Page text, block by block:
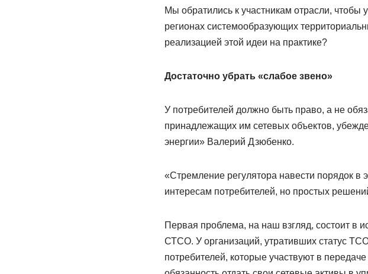
Мы обратились к участникам отрасли, чтобы
регионах системообразующих
реализацией этой идеи на практике?
Достаточно убрать «слабое звено»
У потребителей должно быть право, а не
принадлежащих им сетевых объектов,
энергии» Валерий Дзюбенко.
«Стремление регулятора навести порядок в
интересам потребителей, но простых
Первая проблема, на наш взгляд, состоит в
СТСО. У организаций, утративших статус
потребителей, которые участвуют в